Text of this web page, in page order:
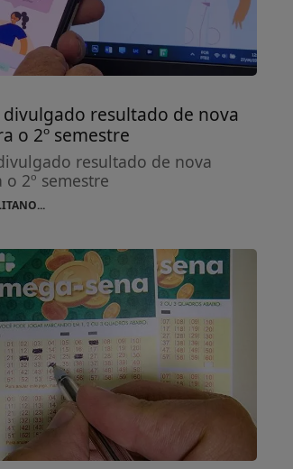
divulgado resultado de nova
o 2º semestre
resultado de nova
2º semestre